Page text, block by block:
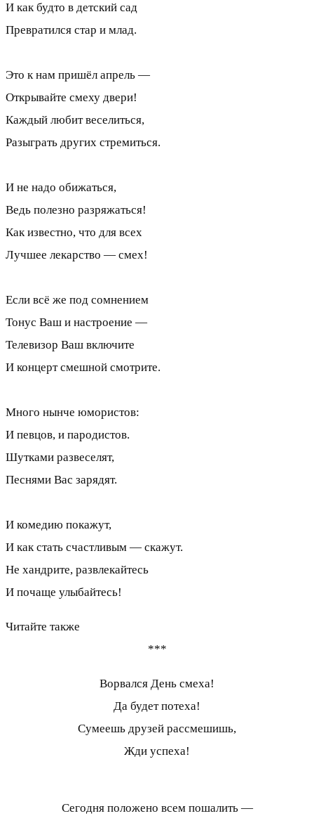
И как будто в детский сад
Превратился стар и млад.
Это к нам пришёл апрель —
Открывайте смеху двери!
Каждый любит веселиться,
Разыграть других стремиться.
И не надо обижаться,
Ведь полезно разряжаться!
Как известно, что для всех
Лучшее лекарство — смех!
Если всё же под сомнением
Тонус Ваш и настроение —
Телевизор Ваш включите
И концерт смешной смотрите.
Много нынче юмористов:
И певцов, и пародистов.
Шутками развеселят,
Песнями Вас зарядят.
И комедию покажут,
И как стать счастливым — скажут.
Не хандрите, развлекайтесь
И почаще улыбайтесь!
Читайте также
***
Ворвался День смеха!
Да будет потеха!
Сумеешь друзей рассмешишь,
Жди успеха!
Сегодня положено всем пошалить —